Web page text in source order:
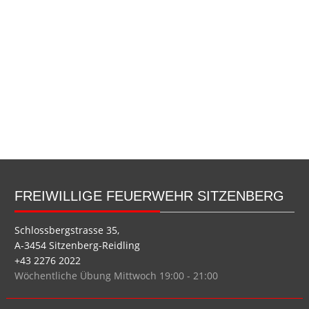
FREIWILLIGE FEUERWEHR SITZENBERG
Schlossbergstrasse 35,
A-3454 Sitzenberg-Reidling
+43 2276 2022
Wöchentliche Übung Mittwoch 19:00 - 21:00